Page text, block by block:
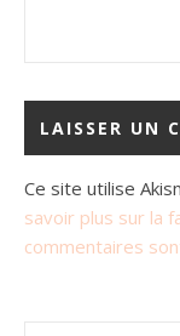
Ce site utilise
savoir plus sur la
commentaires